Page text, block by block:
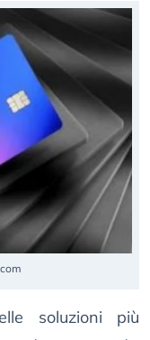
soluzioni più